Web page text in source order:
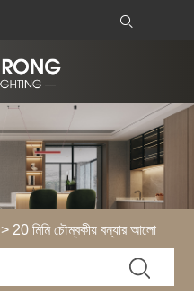
> 20 মিমি চৌম্বকীয় বন্যার আলো